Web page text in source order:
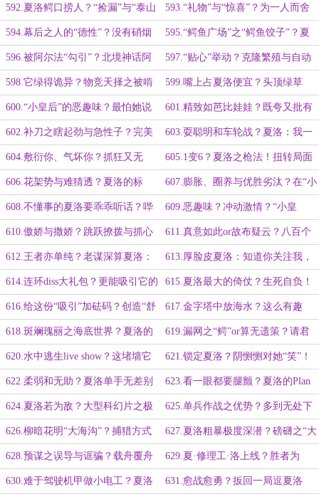
迹！
诱饵、尸体僵化？猛将夏洛以寡敌
众！
有珠子的一根线！精英中的精英！
592.夏洛鳄口捞人？“捡漏”与“泰山
压顶”！阿尔法的消极判定！
593.“礼物”与“惊喜”？为一人而舍
众人？夏洛单挑巨鳄大军！
594.幕后之人的“德性”？没有硝烟
的数据战场！英雄少年之万鳄丛中
过！
595.“鳄鱼广场”之“鳄鱼饺子”？夏
洛VS？？？隐在暗处防不胜防！
596.被阿尔法“勾引”？北境神话阿
米特神之化身！远古兽类诸多特性！
597.“贴心”举动？克隆繁殖与自动
饲育？扑朔迷离之不够塞牙缝！
598.它绿得诡异？物竞天择之被啃
食干净的骸骨！阿尔法的新鲜形象！
599.嘴上占夏洛便宜？头顶绿草
原？怼人带劲噎不死你！这做作的演
技！
600.“小皇后”的恶趣味？最怕她说
我“天真又可爱”！夏洛的故意为之！
601.精致如芭比娃娃？既夸又批有
点混乱！夏洛，命中率百分之百！
602.补刀之瞎起劲与急性子？完美
跃肩杀！夏大佛，刚着呢！
603.耍聪明和车轮战？夏洛：我一
心一意对你，不能渣我呢
604.敷衍你、气坏你？抓狂又无
奈！夏洛：我的嘴可不硬
605.1变6？夏洛之枪法！扭转局面
之L—AD9的物超所值！
606.花架势与难猜透？夏洛的标
准！“异形怪”炸串串！
607.膨胀、圈养与优胜劣汰？在“小
皇后”碍事前？断了翅膀的小天使！
608.不懂事的夏洛要乖乖听话？哔
哔哔不如直接动手！双管齐下往死里
整！
609.恶趣味？冲动激情？“小皇
后”的胜负欲！夏洛：跪地求饶？试
试看！
610.傲娇与撒娇？跳跃撩拨与抓心
挠肝？娇气烂漫“小公主”！
611.真意如此or故布疑云？八百个
心眼的夏洛：放心，不占你便宜
612.王者亦单纯？老谋深算夏洛：
别把我想那么坏，来点奖励？
613.厚脸皮夏洛：知道你关注我，
你不是我喜欢的类型
614.连环diss大礼包？更能吸引它的
夏洛：闭麦，安静，给我消失
615.夏洛最大的倚仗？生死自负！
躲藏or翻浪？被放弃的策略！上树！
616.给这份“吸引”加砝码？创造“舒
适”畅游区！蛰伏之水中巨兽！
617.金字塔中放海水？这么有趣
的“玩具”！浅浅的不得劲！
618.斑斓瑰丽之海底世界？夏洛的
专业级潜水能力！排山倒海之声效！
619.漏网之“鳄”or算无遗策？请君
入瓮！S—LAP7之声波冲击！
620.水中逃生live show？这堵墙它
很忙！“利维亚桑”，粉碎之！
621.锁定夏洛？阴恻恻对她“笑”！
变数→变量→精准无比！她杀气尽
显！
622.柔弱和无助？夏洛单手无差别
连续点射！“血花”朵朵之“大花蛇”！
623.看一眼都要腿颤？夏洛的Plan
B！一二三四五！
624.夏洛若为敌？大型科幻片之极
佳视效！借力打力之阿米特雷鳄大
军！
625.单兵作战之优势？多到无处下
嘴！“不可能”之逆转局势！
626.柳暗花明“大海沟”？捕猎方式
与饲养分区！它们不同的虚拟性格！
627.夏洛粗暴极度深潜？磅礴之“大
水墙”！超越人类下潜极限！
628.预谋之误导与诓骗？载舟覆舟
命丧水底？森森白骨！用实力说话！
629.夏·修理工·洛上线？胜者为
王！粗暴的能量灌溉！
630.难于驾驶机甲做小电工？夏洛 631.愈战愈勇？扳回一局逗夏洛